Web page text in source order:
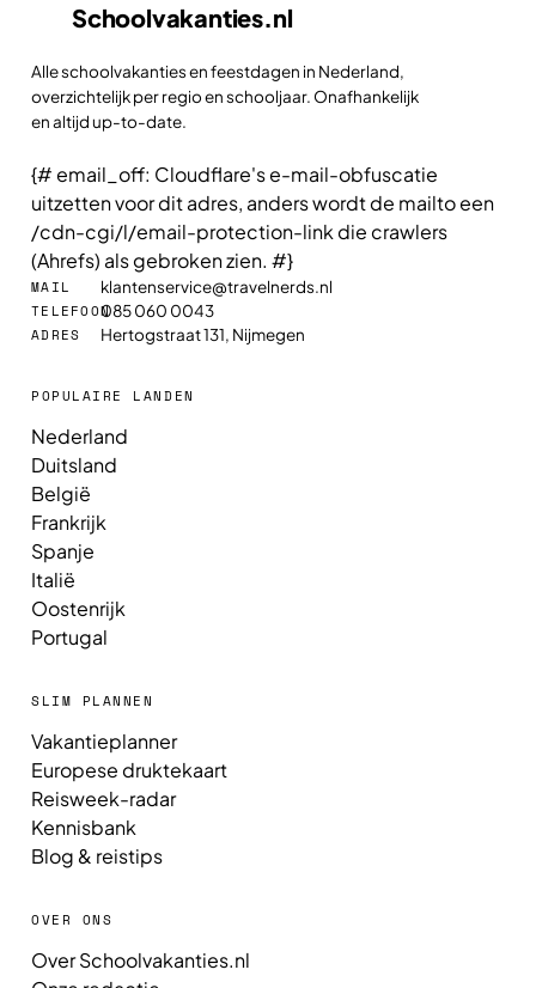
Schoolvakanties.nl
Alle schoolvakanties en feestdagen in Nederland,
overzichtelijk per regio en schooljaar. Onafhankelijk
en altijd up-to-date.
{# email_off: Cloudflare's e-mail-obfuscatie
uitzetten voor dit adres, anders wordt de mailto een
/cdn-cgi/l/email-protection-link die crawlers
(Ahrefs) als gebroken zien. #}
MAIL klantenservice@travelnerds.nl
TELEFOON085 060 0043
ADRES Hertogstraat 131, Nijmegen
POPULAIRE LANDEN
Nederland
Duitsland
België
Frankrijk
Spanje
Italië
Oostenrijk
Portugal
SLIM PLANNEN
Vakantieplanner
Europese druktekaart
Reisweek-radar
Kennisbank
Blog & reistips
OVER ONS
Over Schoolvakanties.nl